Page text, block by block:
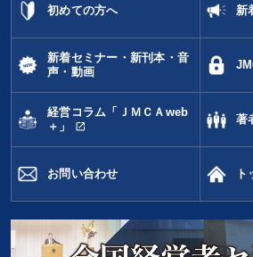
初めての方へ 新
新着セミナー・新刊本・音
声・動画
経営コラム「ＪＭＣＡweb
＋」
open_in_new
著
お問い合わせ